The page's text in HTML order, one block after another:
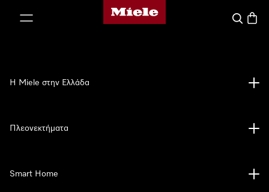
Αρχική σελίδα της Miele
Η Miele στην Ελλάδα
Πλεονεκτήματα
Smart Home